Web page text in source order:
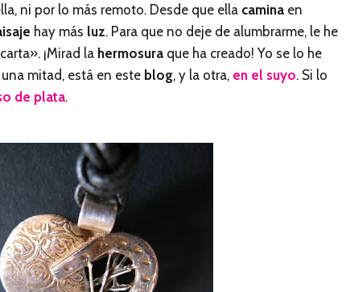
ni por lo más remoto. Desde que ella camina en
hay más luz. Para que no deje de alumbrarme, le he
¡Mirad la hermosura que ha creado! Yo se lo he
una mitad, está en este blog, y la otra, en el suyo. Si lo
de plata.